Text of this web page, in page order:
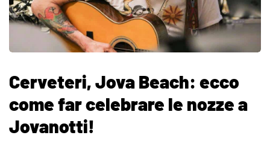
Cerveteri, Jova Beach: ecco
come far celebrare le nozze a
Jovanotti!